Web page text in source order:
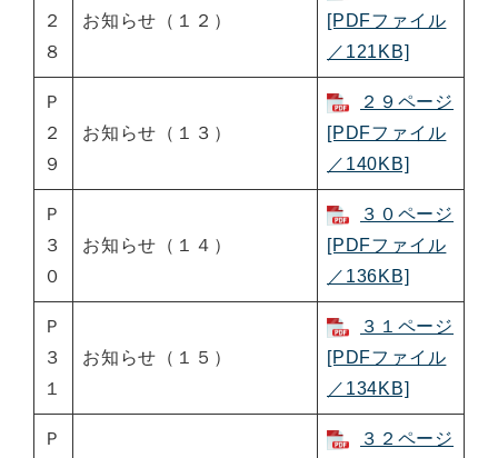
２
８
お知らせ（１２）
[PDFファイル
／121KB]
Ｐ
２
９
お知らせ（１３）
２９ページ
[PDFファイル
／140KB]
Ｐ
３
０
お知らせ（１４）
３０ページ
[PDFファイル
／136KB]
Ｐ
３
１
お知らせ（１５）
３１ページ
[PDFファイル
／134KB]
Ｐ
３２ページ